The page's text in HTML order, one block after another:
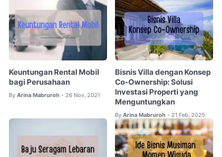
Keuntungan Rental Mobil
bagi Perusahaan
By Arina Mabruroh • 26 Nov, 2021
Bisnis Villa dengan Konsep
Co-Ownership: Solusi
Investasi Properti yang
Menguntungkan
By Arina Mabruroh • 21 Feb, 2025